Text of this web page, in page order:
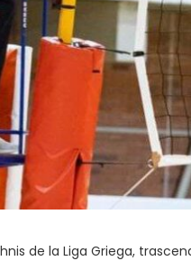
de la Liga Griega,